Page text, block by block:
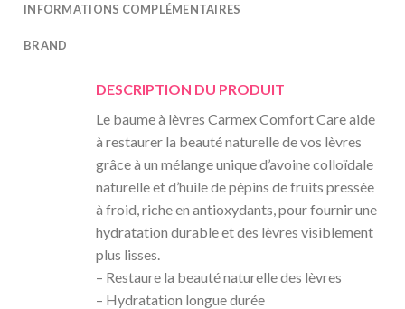
INFORMATIONS COMPLÉMENTAIRES
BRAND
DESCRIPTION DU PRODUIT
Le baume à lèvres Carmex Comfort Care aide
à restaurer la beauté naturelle de vos lèvres
grâce à un mélange unique d’avoine colloïdale
naturelle et d’huile de pépins de fruits pressée
à froid, riche en antioxydants, pour fournir une
hydratation durable et des lèvres visiblement
plus lisses.
– Restaure la beauté naturelle des lèvres
– Hydratation longue durée